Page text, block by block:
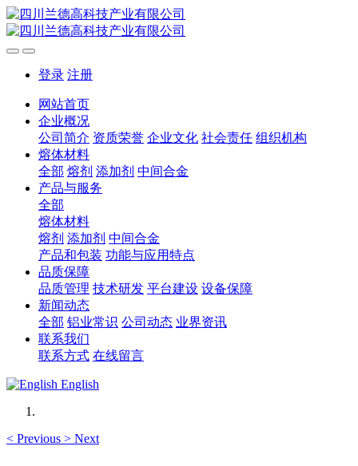
登录 注册
网站首页
企业概况
公司简介 资质荣誉 企业文化 社会责任 组织机构
熔体材料
全部 熔剂 添加剂 中间合金
产品与服务
全部
熔体材料
熔剂 添加剂 中间合金
产品和包装 功能与应用特点
品质保障
品质管理 技术研发 平台建设 设备保障
新闻动态
全部 铝业常识 公司动态 业界资讯
联系我们
联系方式 在线留言
English
< Previous > Next